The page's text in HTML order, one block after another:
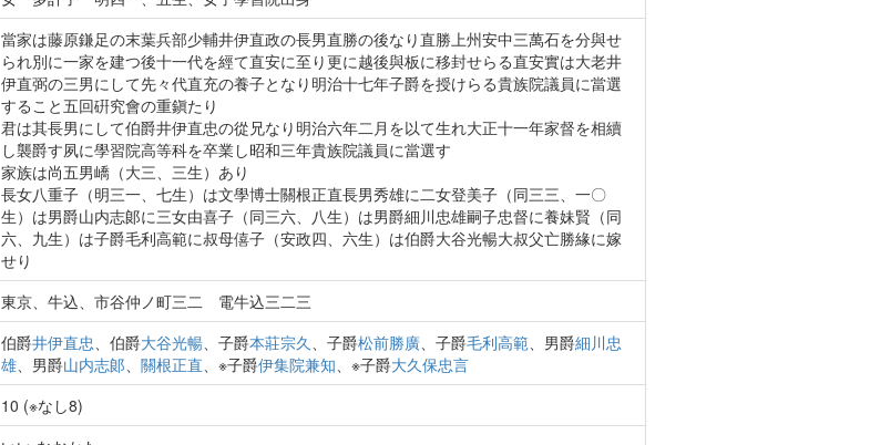
當家は藤原鎌足の末葉兵部少輔井伊直政の長男直勝の後なり直勝上州安中三萬石を分與せ
られ別に一家を建つ後十一代を經て直安に至り更に越後與板に移封せらる直安實は大老井
伊直弼の三男にして先々代直充の養子となり明治十七年子爵を授けらる貴族院議員に當選
すること五回硏究會の重鎭たり
君は其長男にして伯爵井伊直忠の從兄なり明治六年二月を以て生れ大正十一年家督を相續
し襲爵す夙に學習院高等科を卒業し昭和三年貴族院議員に當選す
家族は尚五男嶠（大三、三生）あり
長女八重子（明三一、七生）は文學博士關根正直長男秀雄に二女登美子（同三三、一〇
生）は男爵山内志郞に三女由喜子（同三六、八生）は男爵細川忠雄嗣子忠督に養妹賢（同
六、九生）は子爵毛利高範に叔母僖子（安政四、六生）は伯爵大谷光暢大叔父亡勝緣に嫁
せり
東京、牛込、市谷仲ノ町三二 電牛込三二三
伯爵井伊直忠、伯爵大谷光暢、子爵本莊宗久、子爵松前勝廣、子爵毛利高範、男爵細川忠
雄、男爵山内志郞、 關根正直、※子爵伊集院兼知、※子爵大久保忠言
10 (※なし8)